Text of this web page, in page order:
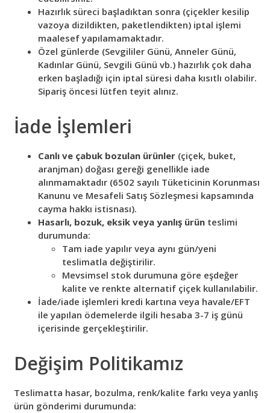
Hazırlık süreci başladıktan sonra (çiçekler kesilip
vazoya dizildikten, paketlendikten) iptal işlemi
maalesef yapılamamaktadır.
Özel günlerde (Sevgililer Günü, Anneler Günü,
Kadınlar Günü, Sevgili Günü vb.) hazırlık çok daha
erken başladığı için iptal süresi daha kısıtlı olabilir.
Sipariş öncesi lütfen teyit alınız.
İade İşlemleri
Canlı ve çabuk bozulan ürünler (çiçek, buket,
aranjman) doğası gereği genellikle iade
alınmamaktadır (6502 sayılı Tüketicinin Korunması
Kanunu ve Mesafeli Satış Sözleşmesi kapsamında
cayma hakkı istisnası).
Hasarlı, bozuk, eksik veya yanlış ürün teslimi
durumunda:
Tam iade yapılır veya aynı gün/yeni
teslimatla değiştirilir.
Mevsimsel stok durumuna göre eşdeğer
kalite ve renkte alternatif çiçek kullanılabilir.
İade/iade işlemleri kredi kartına veya havale/EFT
ile yapılan ödemelerde ilgili hesaba 3-7 iş günü
içerisinde gerçekleştirilir.
Değişim Politikamız
Teslimatta hasar, bozulma, renk/kalite farkı veya yanlış
ürün gönderimi durumunda: